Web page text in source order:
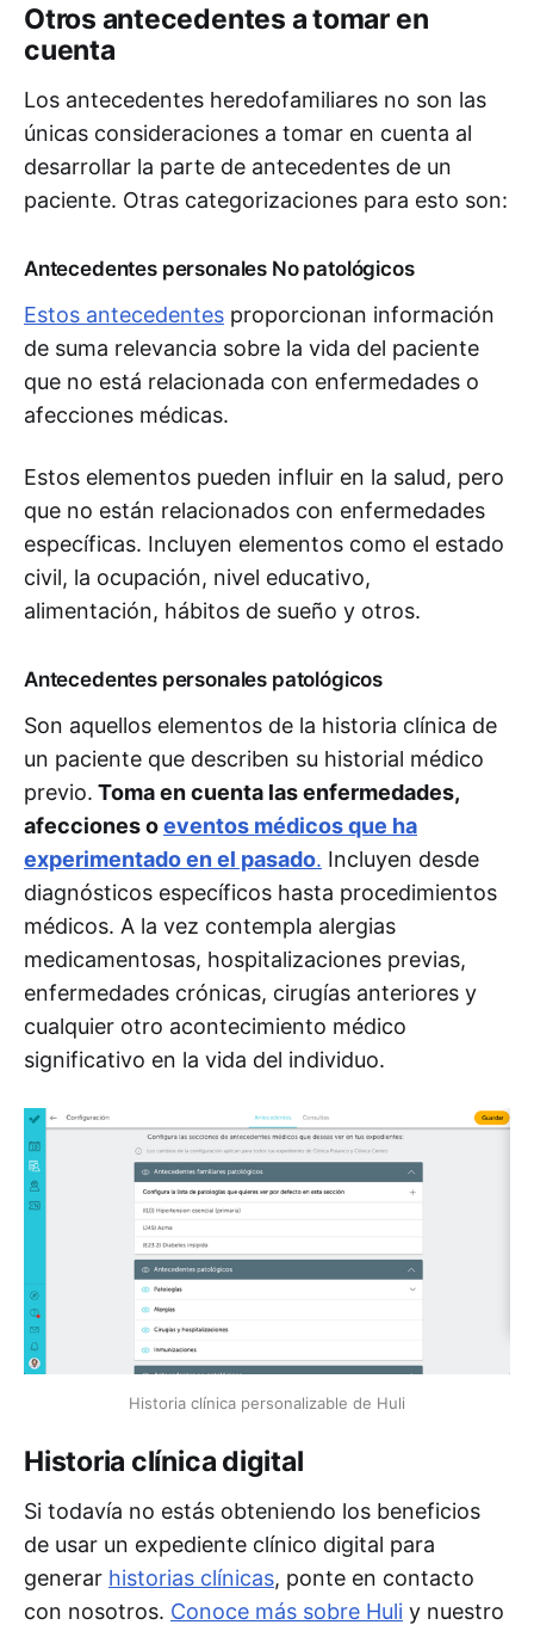
Otros antecedentes a tomar en
cuenta
Los antecedentes heredofamiliares no son las
únicas consideraciones a tomar en cuenta al
desarrollar la parte de antecedentes de un
paciente. Otras categorizaciones para esto son:
Antecedentes personales No patológicos
Estos antecedentes proporcionan información
de suma relevancia sobre la vida del paciente
que no está relacionada con enfermedades o
afecciones médicas.
Estos elementos pueden influir en la salud, pero
que no están relacionados con enfermedades
específicas. Incluyen elementos como el estado
civil, la ocupación, nivel educativo,
alimentación, hábitos de sueño y otros.
Antecedentes personales patológicos
Son aquellos elementos de la historia clínica de
un paciente que describen su historial médico
previo. Toma en cuenta las enfermedades,
afecciones oeventos médicos que ha
experimentado en el pasado. Incluyen desde
diagnósticos específicos hasta procedimientos
médicos. A la vez contempla alergias
medicamentosas, hospitalizaciones previas,
enfermedades crónicas, cirugías anteriores y
cualquier otro acontecimiento médico
significativo en la vida del individuo.
Historia clínica personalizable de Huli
Historia clínica digital
Si todavía no estás obteniendo los beneficios
de usar un expediente clínico digital para
generar historias clínicas, ponte en contacto
con nosotros. Conoce más sobre Huli y nuestro